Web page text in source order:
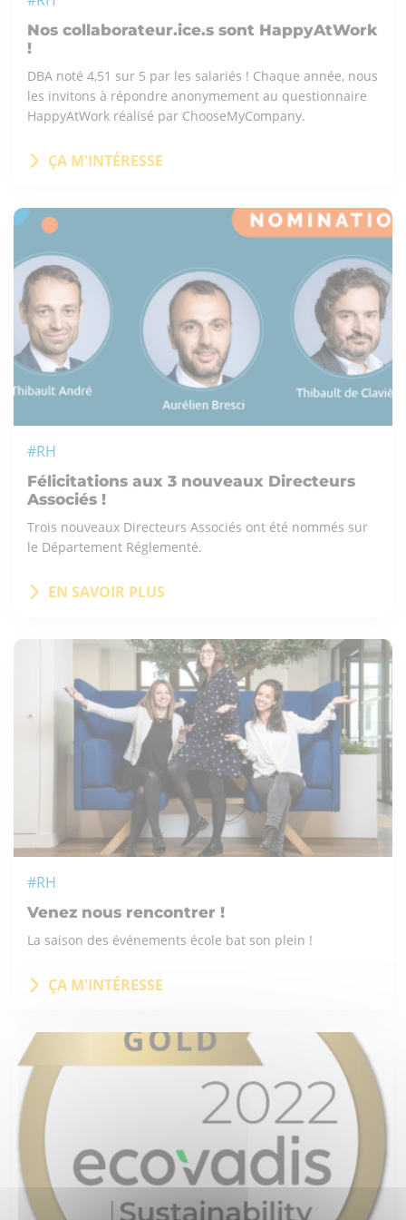
Nos collaborateur.ice.s sont HappyAtWork
!
DBA noté 4,51 sur 5 par les salariés ! Chaque année, nous
les invitons à répondre anonymement au questionnaire
HappyAtWork réalisé par ChooseMyCompany.
ÇA M'INTÉRESSE
#RH
Félicitations aux 3 nouveaux Directeurs
Associés !
Trois nouveaux Directeurs Associés ont été nommés sur
le Département Réglementé.
EN SAVOIR PLUS
#RH
Venez nous rencontrer !
La saison des événements école bat son plein !
ÇA M'INTÉRESSE